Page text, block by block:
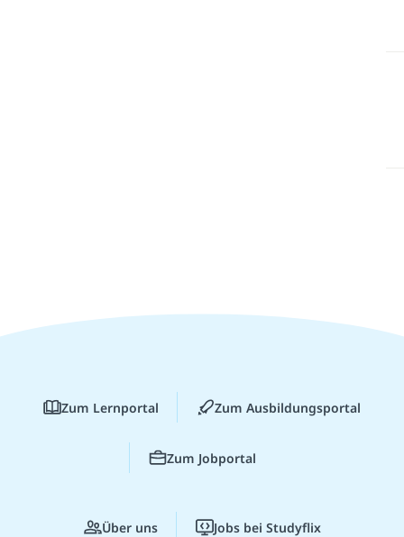
Zum Lernportal Zum Ausbildungsportal
Zum Jobportal
Über uns Jobs bei Studyflix